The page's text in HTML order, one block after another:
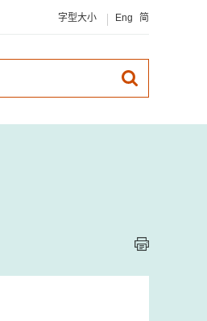
字型大小 Eng 简